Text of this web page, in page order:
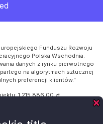
Funduszu Rozwoju
Polska Wschodnia.
danych z rynku pierwotnego
na algorytmach sztucznej
preferencji klientów.”
1 215 886,00 zł